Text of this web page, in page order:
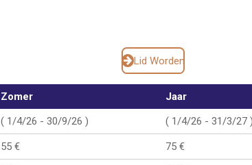
Lid Worden
Zomer Jaar
( 1/4/26 - 30/9/26 )
( 1/4/26 - 31/3/27 )
55 € 75 €